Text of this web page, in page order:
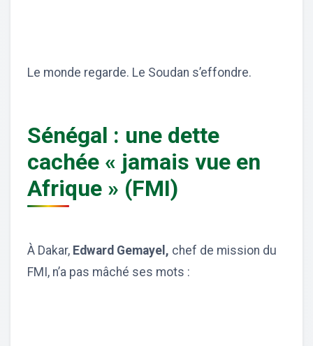
Le monde regarde. Le Soudan s’effondre.
Sénégal : une dette
cachée « jamais vue en
Afrique » (FMI)
À Dakar, Edward Gemayel, chef de mission du
FMI, n’a pas mâché ses mots :